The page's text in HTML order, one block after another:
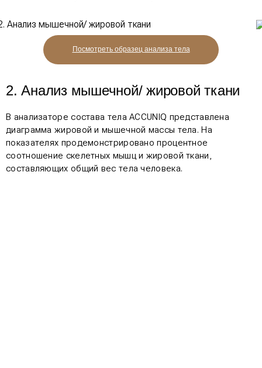
Посмотреть образец анализа тела
2. Анализ мышечной/ жировой ткани
В анализаторе состава тела ACCUNIQ представлена
диаграмма жировой и мышечной массы тела. На
показателях продемонстрировано процентное
соотношение скелетных мышц и жировой ткани,
составляющих общий вес тела человека.